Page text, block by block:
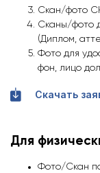
Скан/фото
Сканы/фото
(Диплом,
Фото для
фон, лицо
Скачать
Для
Фото/Скан